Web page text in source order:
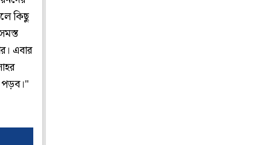
কিছু
এবার
পড়ব।"